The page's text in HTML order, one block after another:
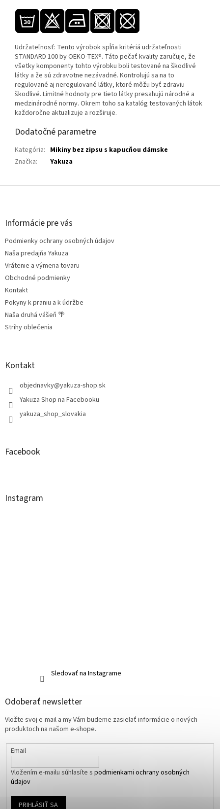
Udržateľnosť: Tento výrobok spĺňa kritériá udržateľnosti
STANDARD 100 by OEKO-TEX®. Táto pečať kvality zaručuje, že
všetky komponenty tohto výrobku boli testované na škodlivé
látky a že sú zdravotne nezávadné. Kontrolujú sa na to
regulované aj neregulované látky, ktoré môžu byť zdraviu
škodlivé. Limitné hodnoty pre tieto látky presahujú národné a
medzinárodné normy. Okrem toho sa katalóg testovaných látok
každoročne aktualizuje a rozširuje.
Dodatočné parametre
Kategória: Mikiny bez zipsu s kapucňou dámske
Značka: Yakuza
Z
Informácie pre vás
Podmienky ochrany osobných údajov
Naša predajňa Yakuza
Vrátenie a výmena tovaru
Obchodné podmienky
Kontakt
Pokyny k praniu a k údržbe
Naša druhá vášeň 🌴
Strihy oblečenia
Kontakt
objednavky@yakuza-shop.sk
Yakuza Shop na Facebooku
yakuza_shop_slovakia
Facebook
Instagram
Sledovať na Instagrame
Odoberať newsletter
Vložte svoj e-mail a my Vám budeme zasielať informácie o nových
produktoch na našom e-shope.
Email
Vložením e-mailu súhlasíte s podmienkami ochrany osobných
údajov
PRIHLÁSIŤ SA